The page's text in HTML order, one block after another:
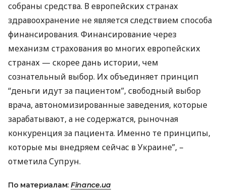
собраны средства. В европейских странах
здравоохранение не является следствием способа
финансирования. Финансирование через
механизм страхования во многих европейских
странах — скорее дань истории, чем
сознательный выбор. Их объединяет принцип
“деньги идут за пациентом”, свободный выбор
врача, автономизированные заведения, которые
зарабатывают, а не содержатся, рыночная
конкуренция за пациента. Именно те принципы,
которые мы внедряем сейчас в Украине”, –
отметила Супрун.
По материалам: Finance.ua